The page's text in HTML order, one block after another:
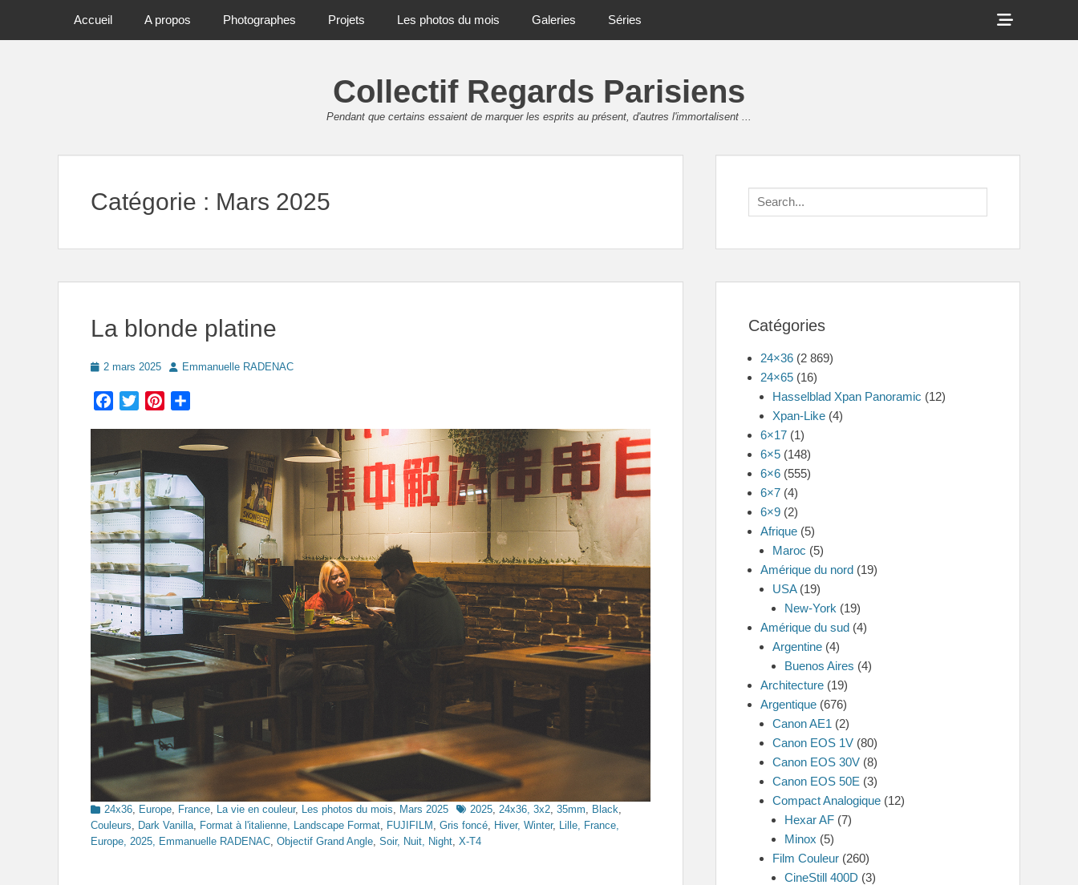
Primary Menu
Accueil A propos Photographes Projets Les photos du mois Galeries Séries
Show
Header
Collectif Regards Parisiens
Pendant que certains essaient de marquer les esprits au présent, d'autres l'immortalisent ...
Catégorie : Mars 2025
La blonde platine
Posted
2 mars 2025 AuthorEmmanuelle RADENAC
Facebook
TwitterPinterest
Categories
24x36, Europe, France, La vie en couleur, Les photos du mois, Mars 2025 Tags2025, 24x36, 3x2, 35mm, Black,
Couleurs, Dark Vanilla, Format à l'italienne, Landscape Format, FUJIFILM , Gris foncé, Hiver, Winter, Lille, France,
Europe, 2025, Emmanuelle RADENAC, Objectif Grand Angle, Soir, Nuit, Night, X-T4
Search
for:
Catégories
24×36 (2 869)
24×65 (16)
Hasselblad Xpan Panoramic (12)
Xpan-Like (4)
6×17 (1)
6×5 (148)
6×6 (555)
6×7 (4)
6×9 (2)
Afrique (5)
Maroc (5)
Amérique du nord (19)
USA(19)
New-York (19)
Amérique du sud (4)
Argentine (4)
Buenos Aires (4)
Architecture (19)
Argentique (676)
Canon AE1 (2)
Canon EOS 1V (80)
Canon EOS 30V (8)
Canon EOS 50E (3)
Compact Analogique (12)
Hexar AF (7)
Minox (5)
Film Couleur (260)
CineStill 400D (3)